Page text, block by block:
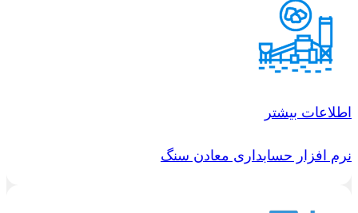
اطلاعات بیشتر
نرم افزار حسابداری معادن سنگ